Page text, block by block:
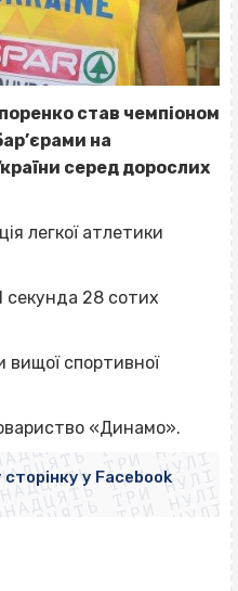
став чемпіоном
на
серед дорослих
легкої атлетики
секунда 28 сотих
спортивної
«Динамо».
ТРИ НУЛІ
ТРИ НУЛІ
ТРИ НУЛІ
ТРИ НУЛІ
ТРИ НУЛІ
ТРИ НУЛІ
ТРИ НУЛІ
ТРИ НУЛІ
у Facebook